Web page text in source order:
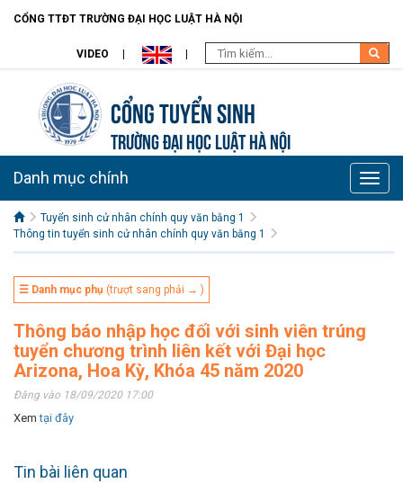
CỔNG TTĐT TRƯỜNG ĐẠI HỌC LUẬT HÀ NỘI
VIDEO
Cổng tuyển sinh
TRƯỜNG ĐẠI HỌC LUẬT HÀ NỘI
Toggle
Danh mục chính
Tuyển sinh cử nhân chính quy văn bằng 1
Thông tin tuyển sinh cử nhân chính quy văn bằng 1
☰ Danh mục phụ (trượt sang phải → )
Thông báo nhập học đối với sinh viên trúng
tuyển chương trình liên kết với Đại học
Arizona, Hoa Kỳ, Khóa 45 năm 2020
Đăng vào 18/09/2020 17:00
Xemtại đây
Tin bài liên quan